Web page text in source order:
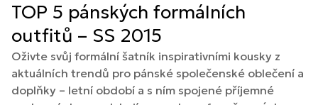
TOP 5 pánských formálních
outfitů – SS 2015
Oživte svůj formální šatník inspirativními kousky z
aktuálních trendů pro pánské společenské oblečení a
doplňky – letní období a s ním spojené příjemné